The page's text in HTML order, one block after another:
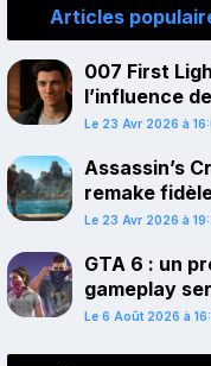
Articles
007 First
l’influence
Le 23 Avr 2026 à
Assassin’s
remake
juillet sur PS5
Le 23 Avr 2026 à
GTA 6 : un
gameplay
avant-
Le 6 Août 2026 à